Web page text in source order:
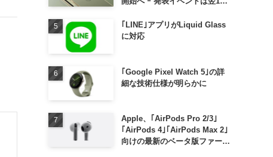
｢LINE｣アプリがLiquid Glass
に対応
｢Google Pixel Watch 5｣の詳
細な技術仕様が明らかに
Apple、｢AirPods Pro 2/3｣
｢AirPods 4｣｢AirPods Max 2｣
向けの最新のベータ版ファーム